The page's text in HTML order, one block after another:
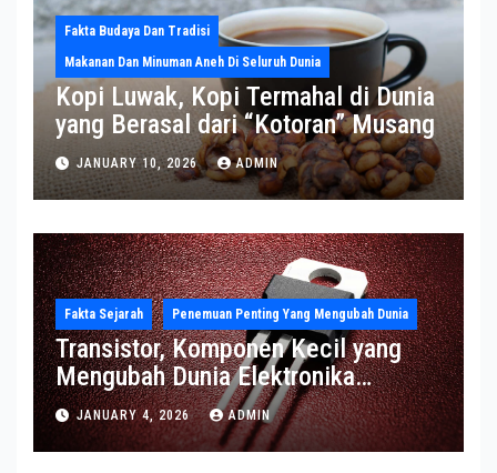
Fakta Budaya Dan Tradisi
Makanan Dan Minuman Aneh Di Seluruh Dunia
Kopi Luwak, Kopi Termahal di Dunia
yang Berasal dari “Kotoran” Musang
JANUARY 10, 2026 ADMIN
Fakta Sejarah Penemuan Penting Yang Mengubah Dunia
Transistor, Komponen Kecil yang
Mengubah Dunia Elektronika
Modern
JANUARY 4, 2026 ADMIN